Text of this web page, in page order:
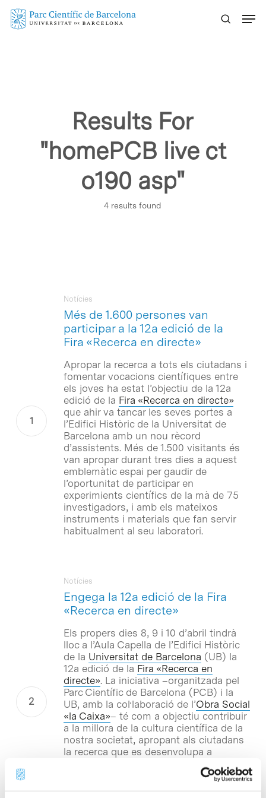
Skip
Results For
"homePCB live ct
o190 asp"
4 results found
Més de 1.600 persones van
participar a la 12a edició de la
Fira «Recerca en directe»
Notícies
Apropar la recerca a tots els ciutadans i
fomentar vocacions científiques entre
els joves ha estat l’objectiu de la 12a
edició de la Fira «Recerca en directe»
que ahir va tancar les seves portes a
l’Edifici Històric de la Universitat de
Barcelona amb un nou rècord
d’assistents. Més de 1.500 visitants és
van apropar durant tres dies a aquest
emblemàtic espai per gaudir de
l’oportunitat de participar en
experimients científics de la mà de 75
investigadors, i amb els mateixos
instruments i materials que fan servir
habitualment al seu laboratori.
Engega la 12a edició de la Fira
«Recerca en directe»
Notícies
Els propers dies 8, 9 i 10 d’abril tindrà
lloc a l’Aula Capella de l’Edifici Històric
de la Universitat de Barcelona (UB) la
12a edició de la Fira «Recerca en
directe». La iniciativa –organitzada pel
Parc Científic de Barcelona (PCB) i la
UB, amb la col·laboració de l’Obra Social
«la Caixa»– té com a objectiu contribuir
a la millora de la cultura científica de la
nostra societat, apropant als ciutadans
la recerca que es desenvolupa a
investigadors. La proposta s’emmarca